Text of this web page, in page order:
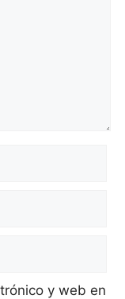
y web en